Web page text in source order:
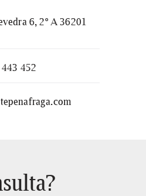
6, 2º A 36201
452